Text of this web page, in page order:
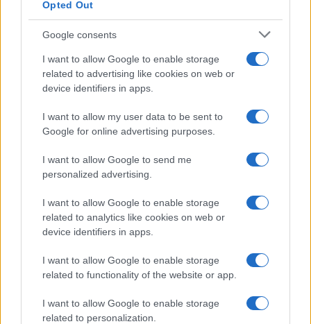
Opted Out
Google consents
I want to allow Google to enable storage
related to advertising like cookies on web or
device identifiers in apps.
I want to allow my user data to be sent to
Google for online advertising purposes.
I want to allow Google to send me
personalized advertising.
I want to allow Google to enable storage
related to analytics like cookies on web or
device identifiers in apps.
I want to allow Google to enable storage
related to functionality of the website or app.
I want to allow Google to enable storage
related to personalization.
Koroška slavi državne prvake v
košarki 3x3: V Dravogradu
pripravljajo sprejem
košarkarjev
prilagojenimi cenami koles
Do novembra zaradi sanacije
delna zapora občinske ceste v
Dravogradu
Kovinska ograja po meri: kako
izbrati material, polnilo in
Več iz kategorije Novice